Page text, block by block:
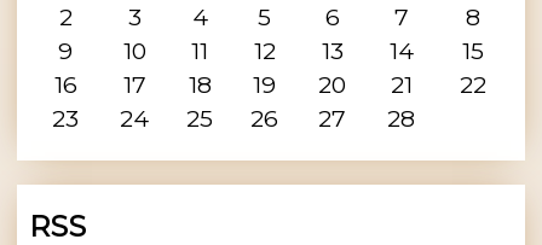
2
3 4 5 6 7
8
9
10 11 12 13 14
15
16
17 18 19 20 21
22
23
24 25 26 27 28
RSS